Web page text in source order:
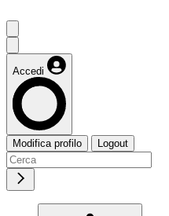
Accedi
Modifica profilo Logout